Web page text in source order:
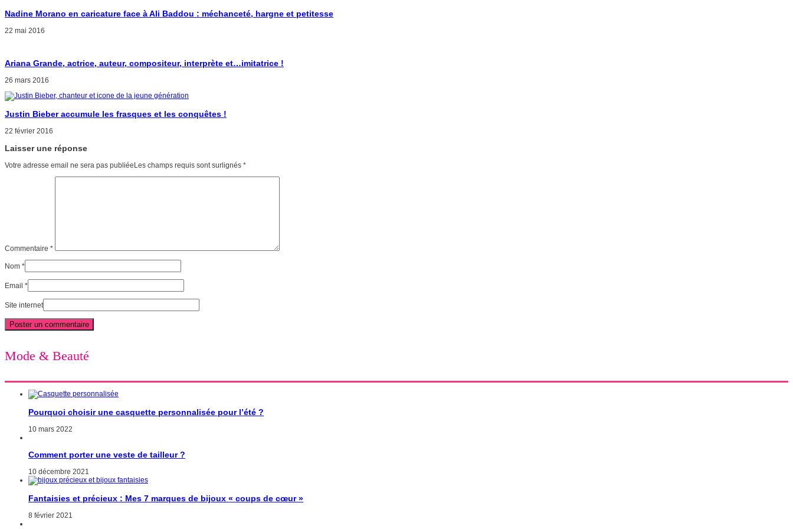
Nadine Morano en caricature face à Ali Baddou : méchanceté, hargne et petitesse
22 mai 2016
Ariana Grande, actrice, auteur, compositeur, interprète et…imitatrice !
26 mars 2016
Justin Bieber accumule les frasques et les conquêtes !
22 février 2016
Laisser une réponse
Votre adresse email ne sera pas publiéeLes champs requis sont surlignés *
Commentaire *
Nom *
Email *
Site internet
Mode & Beauté
Pourquoi choisir une casquette personnalisée pour l’été ?
10 mars 2022
Comment porter une veste de tailleur ?
10 décembre 2021
Fantaisies et précieux : Mes 7 marques de bijoux « coups de cœur »
8 février 2021